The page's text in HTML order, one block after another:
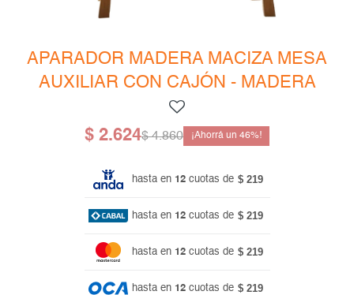
APARADOR MADERA MACIZA MESA
AUXILIAR CON CAJÓN - MADERA
$ 2.624$ 4.860 46
hasta en 12 cuotas de $ 219
hasta en 12 cuotas de $ 219
hasta en 12 cuotas de $ 219
hasta en 12 cuotas de $ 219
Multiusos y complementos
Bibliotecas
Gamer